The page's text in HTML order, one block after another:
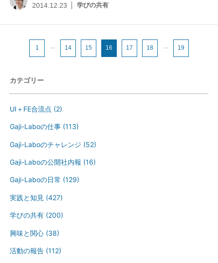
2014.12.23 学びの共有
1 ... 14 15 16 17 18 ... 19
カテゴリー
UI＋FE合流点 (2)
Gaji-Laboの仕事 (113)
Gaji-Laboのチャレンジ (52)
Gaji-Laboの公開社内報 (16)
Gaji-Laboの日常 (129)
実践と知見 (427)
学びの共有 (200)
興味と関心 (38)
活動の報告 (112)